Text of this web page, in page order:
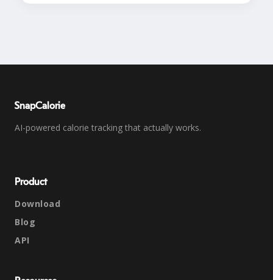
SnapCalorie
AI-powered calorie tracking that actually works.
Product
Download
Blog
API